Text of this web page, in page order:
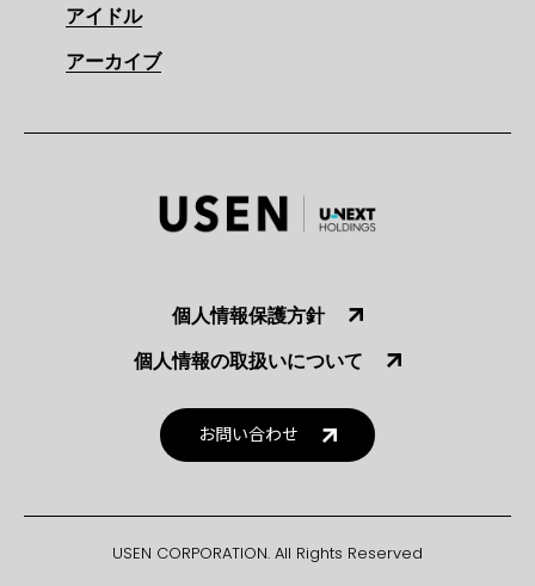
アイドル
アーカイブ
個人情報保護方針
個人情報の取扱いについて
お問い合わせ
USEN CORPORATION. All Rights Reserved